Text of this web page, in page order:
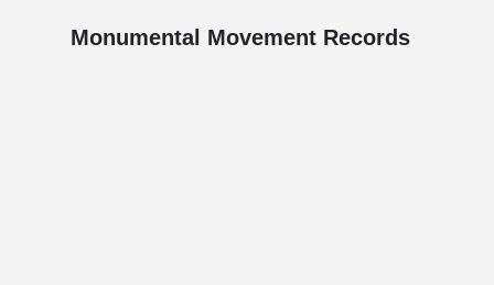
Monumental Movement Records